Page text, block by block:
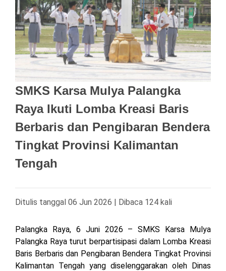
SMKS Karsa Mulya Palangka
Raya Ikuti Lomba Kreasi Baris
Berbaris dan Pengibaran Bendera
Tingkat Provinsi Kalimantan
Tengah
Ditulis tanggal 06 Jun 2026 | Dibaca 124 kali
Palangka Raya, 6 Juni 2026 – SMKS Karsa Mulya
Palangka Raya turut berpartisipasi dalam Lomba Kreasi
Baris Berbaris dan Pengibaran Bendera Tingkat Provinsi
Kalimantan Tengah yang diselenggarakan oleh Dinas